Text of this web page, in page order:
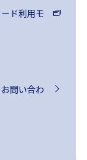
ド利用モ
問い合わ